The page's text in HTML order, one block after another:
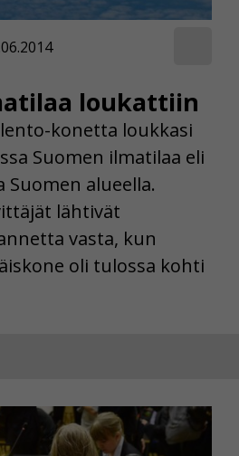
loukattiin
konetta loukkasi
Suomen ilmatilaa eli
Suomen alueella.
lähtivät
vasta, kun
oli tulossa kohti